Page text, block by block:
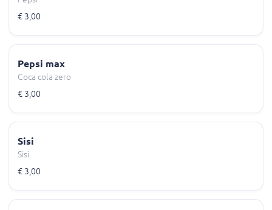
€ 3,00
Pepsi max
Coca cola zero
€ 3,00
Sisi
Sisi
€ 3,00